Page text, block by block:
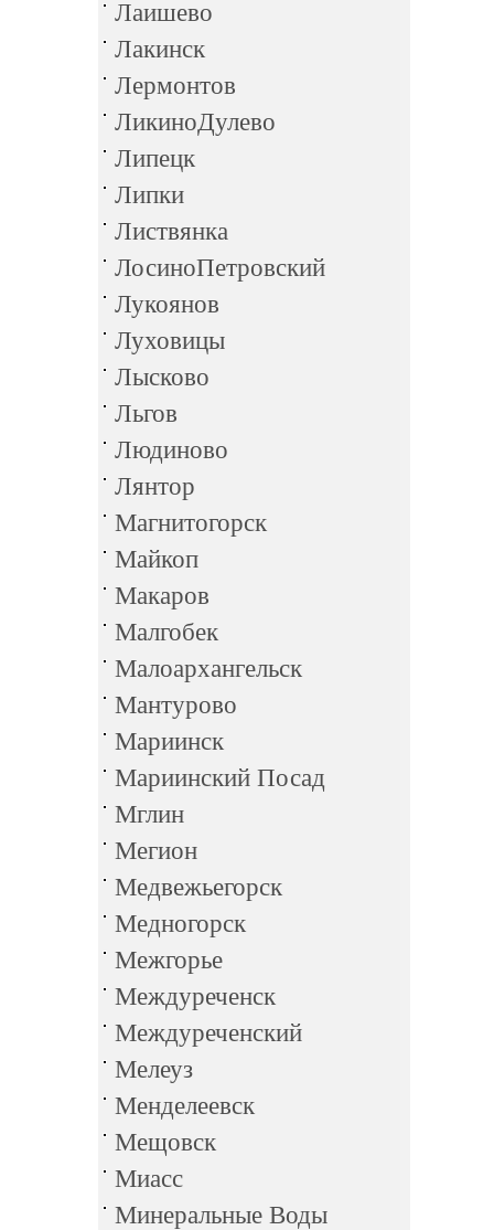
Лаишево
Лакинск
Лермонтов
ЛикиноДулево
Липецк
Липки
Листвянка
ЛосиноПетровский
Лукоянов
Луховицы
Лысково
Льгов
Людиново
Лянтор
Магнитогорск
Майкоп
Макаров
Малгобек
Малоархангельск
Мантурово
Мариинск
Мариинский Посад
Мглин
Мегион
Медвежьегорск
Медногорск
Межгорье
Междуреченск
Междуреченский
Мелеуз
Менделеевск
Мещовск
Миасс
Минеральные Воды